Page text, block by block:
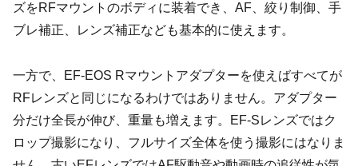
ズをRFマウントのボディに装着でき、AF、絞り制御、手
ブレ補正、レンズ補正なども基本的に使えます。
一方で、EF-EOS Rマウントアダプターを使えばすべてが
RFレンズと同じになるわけではありません。アダプター
分だけ全長が伸び、重量も増えます。EF-Sレンズではク
ロップ撮影になり、フルサイズ全体を使う撮影にはなりま